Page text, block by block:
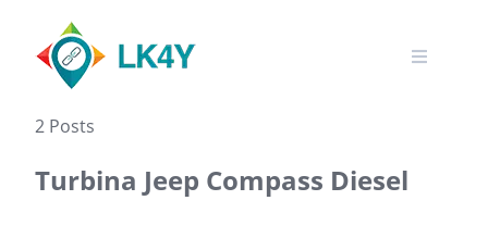
content
2 Posts
Turbina Jeep Compass Diesel